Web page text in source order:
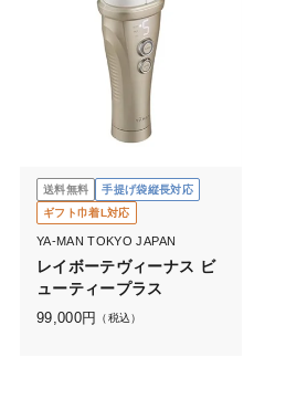
送料無料
手提げ袋縦長対応
ギフト巾着L対応
YA-MAN TOKYO JAPAN
レイボーテヴィーナス ビ
ューティープラス
99,000円 （税込）